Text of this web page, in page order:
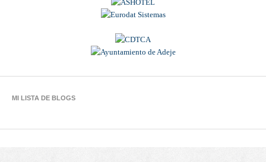
MI LISTA DE BLOGS